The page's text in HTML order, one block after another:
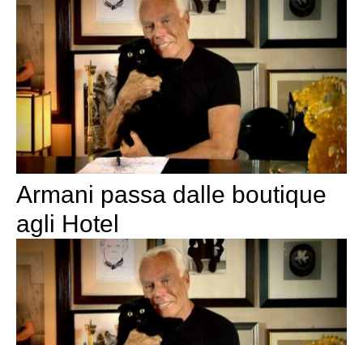
Armani passa dalle boutique
agli Hotel